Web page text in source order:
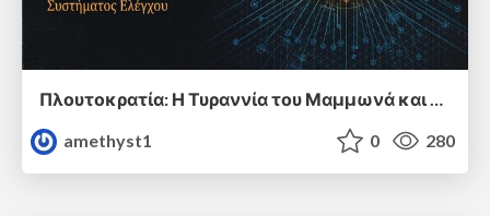
amethyst1
0 280